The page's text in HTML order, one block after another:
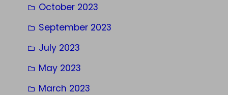
October 2023
September 2023
July 2023
May 2023
March 2023